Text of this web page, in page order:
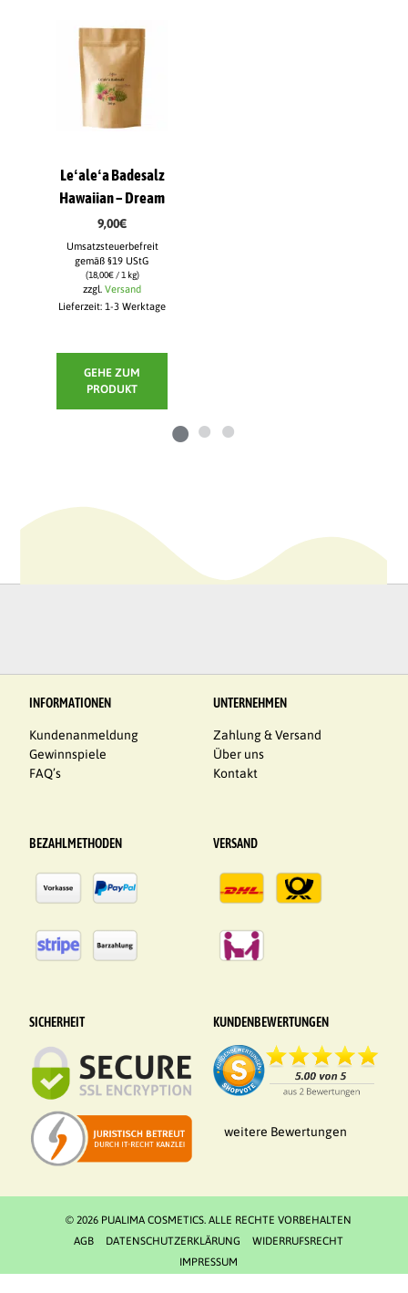
Leʻaleʻa Badesalz
Hawaiian – Dream
9,00€
Umsatzsteuerbefreit
gemäß §19 UStG
(18,00€/ 1 kg)
zzgl.Versand
Lieferzeit: 1-3 Werktage
GEHE ZUM
PRODUKT
INFORMATIONEN
Kundenanmeldung
Gewinnspiele
FAQ’s
UNTERNEHMEN
Zahlung & Versand
Über uns
Kontakt
BEZAHLMETHODEN VERSAND
SICHERHEIT KUNDENBEWERTUNGEN
weitere Bewertungen
© 2026 PUALIMA COSMETICS. ALLE RECHTE VORBEHALTEN
AGB
DATENSCHUTZERKLÄRUNG
WIDERRUFSRECHT
IMPRESSUM